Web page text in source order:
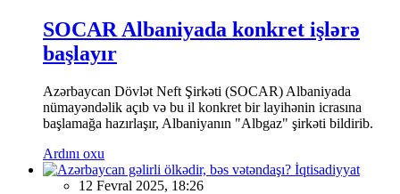
SOCAR Albaniyada konkret işlərə
başlayır
Azərbaycan Dövlət Neft Şirkəti (SOCAR) Albaniyada
nümayəndəlik açıb və bu il konkret bir layihənin icrasına
başlamağa hazırlaşır, Albaniyanın "Albgaz" şirkəti bildirib.
Ardını oxu
İqtisadiyyat
12 Fevral 2025, 18:26